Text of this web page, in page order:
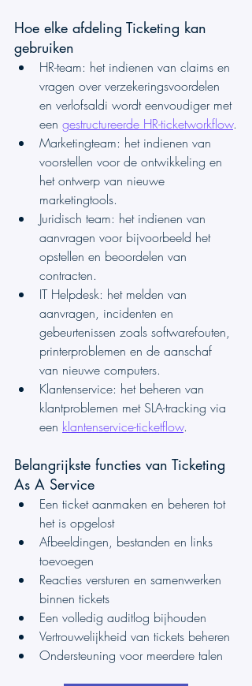
Hoe elke afdeling Ticketing kan
gebruiken
HR-team: het indienen van claims en
vragen over verzekeringsvoordelen
en verlofsaldi wordt eenvoudiger met
een gestructureerde HR-ticketworkflow.
Marketingteam: het indienen van
voorstellen voor de ontwikkeling en
het ontwerp van nieuwe
marketingtools.
Juridisch team: het indienen van
aanvragen voor bijvoorbeeld het
opstellen en beoordelen van
contracten.
IT Helpdesk: het melden van
aanvragen, incidenten en
gebeurtenissen zoals softwarefouten,
printerproblemen en de aanschaf
van nieuwe computers.
Klantenservice: het beheren van
klantproblemen met SLA-tracking via
een klantenservice-ticketflow.
Belangrijkste functies van Ticketing
As A Service
Een ticket aanmaken en beheren tot
het is opgelost
Afbeeldingen, bestanden en links
toevoegen
Reacties versturen en samenwerken
binnen tickets
Een volledig auditlog bijhouden
Vertrouwelijkheid van tickets beheren
Ondersteuning voor meerdere talen